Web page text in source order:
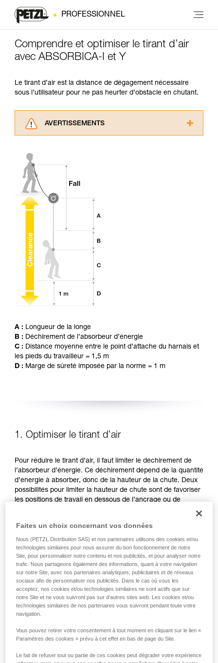
PROFESSIONNEL
Comprendre et optimiser le tirant d’air
avec ABSORBICA-I et Y
Le tirant d’air est la distance de dégagement nécessaire
sous l’utilisateur pour ne pas heurter d’obstacle en chutant.
AVERTISSEMENTS
pouvoir comprendre ce complément
Maîtriser ces techniques nécessite une
avec un professionnel votre capacité à refaire
la manipulation, seul, en toute sécurité, avant
de la reproduire en autonomie.
Nous donnons des exemples de techniques
liées à votre activité. Il peut en exister d’autres
que nous ne décrivons pas ici.
A : Longueur de la longe
B : Déchirement de l’absorbeur d’énergie
C : Distance moyenne entre le point d’attache du harnais et
les pieds du travailleur = 1,5 m
D : Marge de sûreté imposée par la norme = 1 m
1. Optimiser le tirant d’air
Pour réduire le tirant d’air, il faut limiter le déchirement de
l’absorbeur d’énergie. Ce déchirement dépend de la quantité
d’énergie à absorber, donc de la hauteur de la chute. Deux
possibilités pour limiter la hauteur de chute sont de favoriser
les positions de travail en dessous de l’ancrage ou de
L’ANCRAGE
Faites un choix concernant vos données
Nous (PETZL Distribution SAS) et nos partenaires utilisons des cookies et/ou
technologies similaires pour nous assurer du bon fonctionnement de notre
Site, pour personnaliser notre contenu et nos publicités, et pour analyser notre
trafic. Nous partageons également des informations, quant à votre navigation
sur notre Site, avec nos partenaires analytiques, publicitaires et de réseaux
sociaux afin de personnaliser nos publicités. Dans le cas où vous les
acceptez, nos cookies et/ou technologies similaires ne sont actifs que sur
notre Site et ne vous suivront pas sur d’autres sites web. Les cookies et/ou
technologies similaires de nos partenaires vous suivront pendant toute votre
navigation.
Vous pouvez retirer votre consentement à tout moment en cliquant sur le lien «
Paramètres des cookies » prévu à cet effet en bas de page du Site.
Le fait de refuser tout ou partie de ces cookies peut dégrader votre expérience